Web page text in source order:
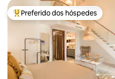
Entre os melhores preferidos
Preferido dos hóspedes